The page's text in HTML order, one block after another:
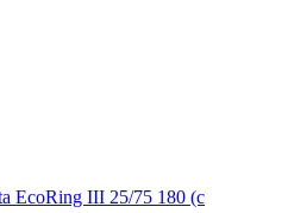
EcoRing III 25/75 180 (с